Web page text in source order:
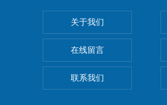
关于我们
在线留言
联系我们